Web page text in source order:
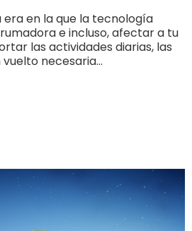
era en la que la tecnología
e incluso, afectar a tu
las actividades diarias, las
necesaria...